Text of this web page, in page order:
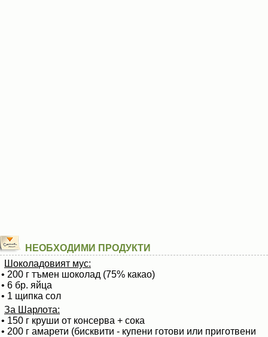
НЕОБХОДИМИ ПРОДУКТИ
Шоколадовият мус:
• 200 г тъмен шоколад (75% какао)
• 6 бр. яйца
• 1 щипка сол
За Шарлота:
• 150 г круши от консерва + сока
• 200 г амарети (бисквити - купени готови или приготвени